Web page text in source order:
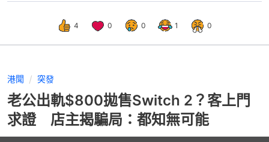
4 0 0 1 0
港聞 突發
老公出軌$800拋售Switch 2？客上門
求證 店主揭騙局：都知無可能